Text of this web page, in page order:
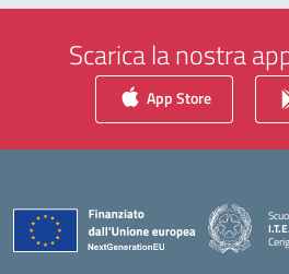
Scarica la nostra
App Store
—